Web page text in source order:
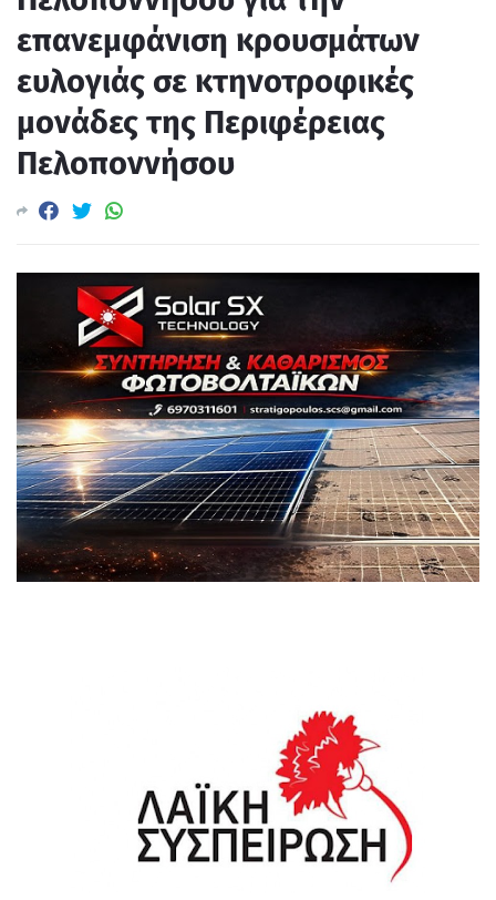
επανεμφάνιση κρουσμάτων
ευλογιάς σε κτηνοτροφικές
μονάδες της Περιφέρειας
Πελοποννήσου